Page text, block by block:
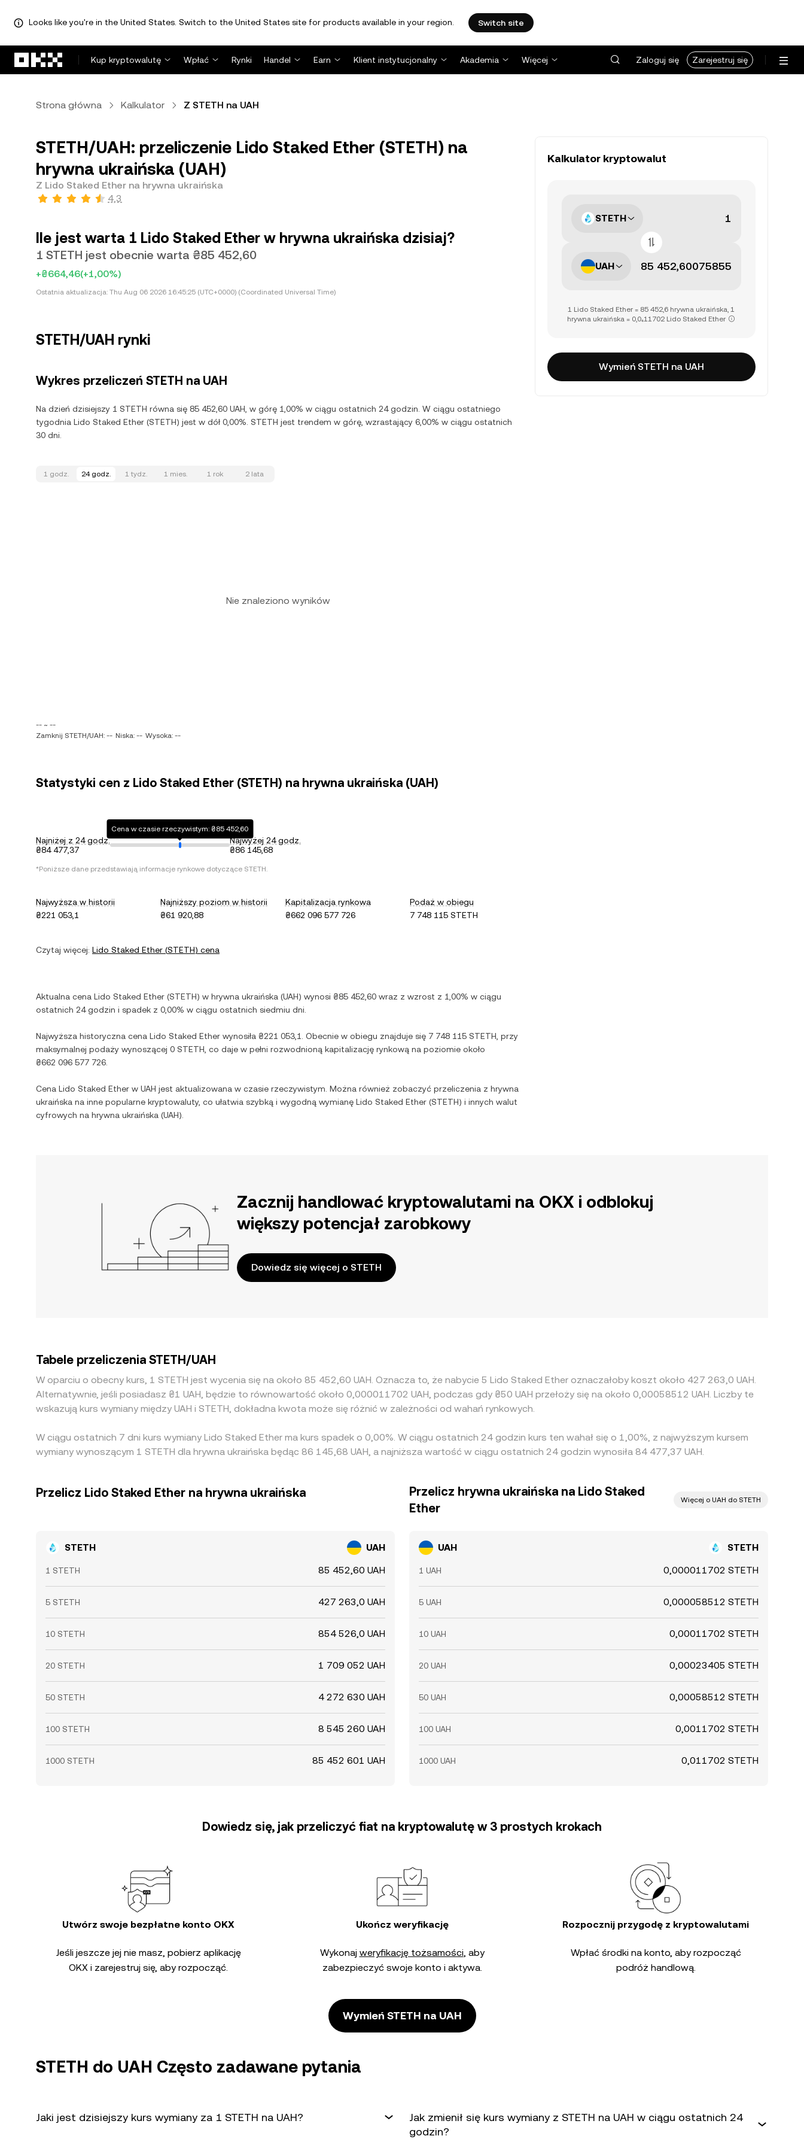
Looks like you're in the United States. Switch to the United States site for products available in your region. Switch site
Kup kryptowalutę
Wpłać Rynki Handel Earn Klient instytucjonalny Akademia Więcej Zaloguj się Zarejestruj się
Strona główna Kalkulator Z STETH na UAH
STETH/UAH: przeliczenie Lido Staked Ether (STETH) na
hrywna ukraińska (UAH)
Z Lido Staked Ether na hrywna ukraińska
4,3
Ile jest warta 1 Lido Staked Ether w hrywna ukraińska dzisiaj?
1 STETH jest obecnie warta ₴85 452,60
+₴664,46(+1,00%)
Ostatnia aktualizacja: Thu Aug 06 2026 16:45:25 (UTC+0000) (Coordinated Universal Time)
STETH/UAH rynki
Wykres przeliczeń STETH na UAH
Na dzień dzisiejszy 1 STETH równa się 85 452,60 UAH, w górę 1,00% w ciągu ostatnich 24 godzin. W ciągu ostatniego
tygodnia Lido Staked Ether (STETH) jest w dół 0,00%. STETH jest trendem w górę, wzrastający 6,00% w ciągu ostatnich
30 dni.
1 godz. 24 godz. 1 tydz. 1 mies. 1 rok 2 lata
Nie znaleziono wyników
-- ~ --
Zamknij STETH/UAH: -- Niska: -- Wysoka: --
Statystyki cen z Lido Staked Ether (STETH) na hrywna ukraińska (UAH)
Najniżej z 24 godz.
₴84 477,37
Cena w czasie rzeczywistym: ₴85 452,60
Najwyżej 24 godz.
₴86 145,68
*Poniższe dane przedstawiają informacje rynkowe dotyczące STETH.
Najwyższa w historii
₴221 053,1
Najniższy poziom w historii
₴61 920,88
Kapitalizacja rynkowa
₴662 096 577 726
Podaż w obiegu
7 748 115 STETH
Czytaj więcej: Lido Staked Ether (STETH) cena
Aktualna cena Lido Staked Ether (STETH) w hrywna ukraińska (UAH) wynosi ₴85 452,60 wraz z wzrost z 1,00% w ciągu
ostatnich 24 godzin i spadek z 0,00% w ciągu ostatnich siedmiu dni.
Najwyższa historyczna cena Lido Staked Ether wynosiła ₴221 053,1 . Obecnie w obiegu znajduje się 7 748 115 STETH , przy
maksymalnej podaży wynoszącej 0 STETH , co daje w pełni rozwodnioną kapitalizację rynkową na poziomie około
₴662 096 577 726
Cena Lido Staked Ether w UAH jest aktualizowana w czasie rzeczywistym. Można również zobaczyć przeliczenia z hrywna
ukraińska na inne popularne kryptowaluty, co ułatwia szybką i wygodną wymianę Lido Staked Ether (STETH) i innych walut
cyfrowych na hrywna ukraińska (UAH).
Kalkulator kryptowalut
STETH
UAH
1 Lido Staked Ether = 85 452,6 hrywna ukraińska, 1
hrywna ukraińska = 0,0₄11702 Lido Staked Ether
Wymień STETH na UAH
Zacznij handlować kryptowalutami na OKX i odblokuj
większy potencjał zarobkowy
Dowiedz się więcej o STETH
Tabele przeliczenia STETH/UAH
W oparciu o obecny kurs, 1 STETH jest wycenia się na około 85 452,60 UAH. Oznacza to, że nabycie 5 Lido Staked Ether oznaczałoby koszt około 427 263,0 UAH.
Alternatywnie, jeśli posiadasz ₴1 UAH, będzie to równowartość około 0,000011702 UAH, podczas gdy ₴50 UAH przełoży się na około 0,00058512 UAH. Liczby te
wskazują kurs wymiany między UAH i STETH, dokładna kwota może się różnić w zależności od wahań rynkowych.
W ciągu ostatnich 7 dni kurs wymiany Lido Staked Ether ma kurs spadek o 0,00%. W ciągu ostatnich 24 godzin kurs ten wahał się o 1,00%, z najwyższym kursem
wymiany wynoszącym 1 STETH dla hrywna ukraińska będąc 86 145,68 UAH, a najniższa wartość w ciągu ostatnich 24 godzin wynosiła 84 477,37 UAH.
Przelicz Lido Staked Ether na hrywna ukraińska
STETH UAH
1 STETH 85 452,60 UAH
5 STETH 427 263,0 UAH
10 STETH 854 526,0 UAH
20 STETH 1 709 052 UAH
50 STETH 4 272 630 UAH
100 STETH 8 545 260 UAH
1000 STETH 85 452 601 UAH
Przelicz hrywna ukraińska na Lido Staked
Ether
Więcej o UAH do STETH
UAH STETH
1 UAH 0,000011702 STETH
5 UAH 0,000058512 STETH
10 UAH 0,00011702 STETH
20 UAH 0,00023405 STETH
50 UAH 0,00058512 STETH
100 UAH 0,0011702 STETH
1000 UAH 0,011702 STETH
Dowiedz się, jak przeliczyć fiat na kryptowalutę w 3 prostych krokach
Utwórz swoje bezpłatne konto OKX
Jeśli jeszcze jej nie masz, pobierz aplikację
OKX i zarejestruj się, aby rozpocząć.
Ukończ weryfikację
Wykonaj weryfikację tożsamości, aby
zabezpieczyć swoje konto i aktywa.
Rozpocznij przygodę z kryptowalutami
Wpłać środki na konto, aby rozpocząć
podróż handlową.
Wymień STETH na UAH
STETH do UAH Często zadawane pytania
Jaki jest dzisiejszy kurs wymiany za 1 STETH na UAH?
Jak zmienił się kurs wymiany z STETH na UAH w ciągu ostatnich 24
godzin?